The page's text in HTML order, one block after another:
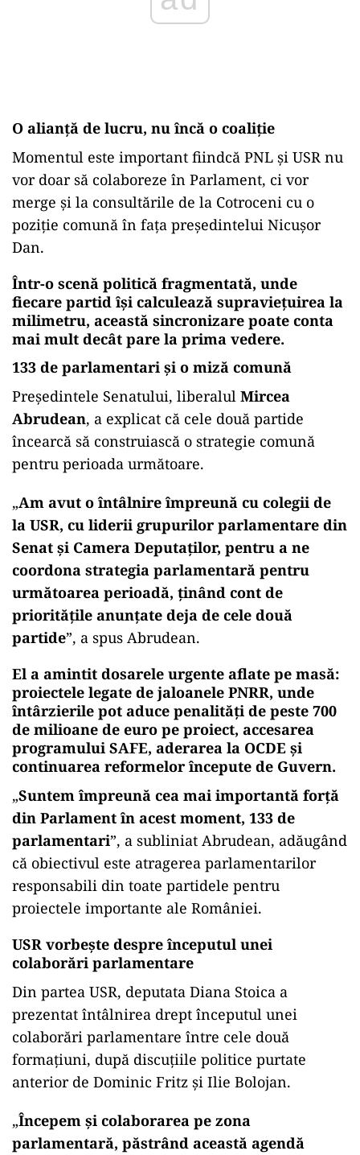
O alianță de lucru, nu încă o coaliție
Momentul este important fiindcă PNL și USR nu
vor doar să colaboreze în Parlament, ci vor
merge și la consultările de la Cotroceni cu o
poziție comună în fața președintelui Nicușor
Dan.
Într-o scenă politică fragmentată, unde
fiecare partid își calculează supraviețuirea la
milimetru, această sincronizare poate conta
mai mult decât pare la prima vedere.
133 de parlamentari și o miză comună
Președintele Senatului, liberalul Mircea
Abrudean, a explicat că cele două partide
încearcă să construiască o strategie comună
pentru perioada următoare.
„Am avut o întâlnire împreună cu colegii de
la USR, cu liderii grupurilor parlamentare din
Senat şi Camera Deputaţilor, pentru a ne
coordona strategia parlamentară pentru
următoarea perioadă, ţinând cont de
priorităţile anunţate deja de cele două
partide”, a spus Abrudean.
El a amintit dosarele urgente aflate pe masă:
proiectele legate de jaloanele PNRR, unde
întârzierile pot aduce penalități de peste 700
de milioane de euro pe proiect, accesarea
programului SAFE, aderarea la OCDE și
continuarea reformelor începute de Guvern.
„Suntem împreună cea mai importantă forţă
din Parlament în acest moment, 133 de
parlamentari”, a subliniat Abrudean, adăugând
că obiectivul este atragerea parlamentarilor
responsabili din toate partidele pentru
proiectele importante ale României.
USR vorbește despre începutul unei
colaborări parlamentare
Din partea USR, deputata Diana Stoica a
prezentat întâlnirea drept începutul unei
colaborări parlamentare între cele două
formațiuni, după discuțiile politice purtate
anterior de Dominic Fritz și Ilie Bolojan.
„Începem şi colaborarea pe zona
parlamentară, păstrând această agendă